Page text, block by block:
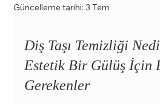
Güncelleme tarihi:3 Tem
Diş Taşı Temizliği
Estetik Bir Gülüş İçin
Gerekenler